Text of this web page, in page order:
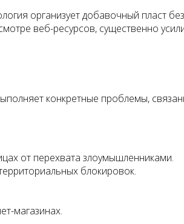
организует добавочный пласт
веб-ресурсов, существенно
конкретные проблемы,
от перехвата злоумышленниками.
блокировок.
магазинах.